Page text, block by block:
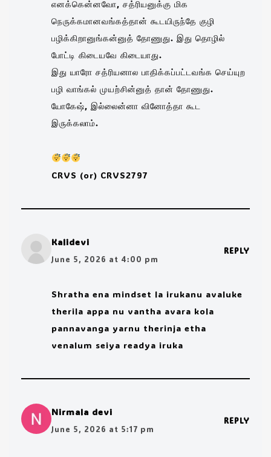
எனக்கென்னவோ, சத்ரியனுக்கு மிக
நெருக்கமானவங்கத்தான் கூடயிருந்தே குழி
பழிக்கிறானுங்கன்னுத் தோணுது. இது தொழில்
போட்டி கிடையவே கிடையாது.
இது யாரோ சத்ரியனால பாதிக்கப்பட்டவங்க செய்யுற
பழி வாங்கல் முயற்சின்னுத் தான் தோணுது.
யோகேஷ், இல்லைன்னா வினோத்தா கூட
இருக்கலாம்.
CRVS (or) CRVS2797
Kalidevi
June 5, 2026 at 4:00 pm
REPLY
Shratha ena mindset la irukanu avaluke
therila appa nu vantha avara kola
pannavanga yarnu therinja etha
venalum seiya readya iruka
Nirmala devi
June 5, 2026 at 5:17 pm
REPLY